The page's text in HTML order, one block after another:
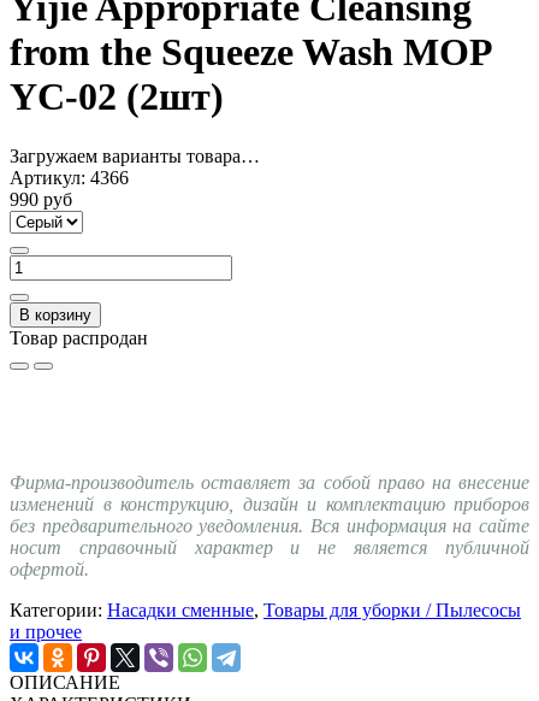
from the Squeeze Wash MOP
YC-02 (2шт)
Загружаем варианты товара…
Артикул: 4366
990 руб
В корзину
Товар распродан
Фирма-производитель оставляет за собой право на внесение
изменений в конструкцию, дизайн и комплектацию приборов
без предварительного уведомления. Вся информация на сайте
носит справочный характер и не является публичной
офертой.
Категории: Насадки сменные, Товары для уборки / Пылесосы
и прочее
ОПИСАНИЕ